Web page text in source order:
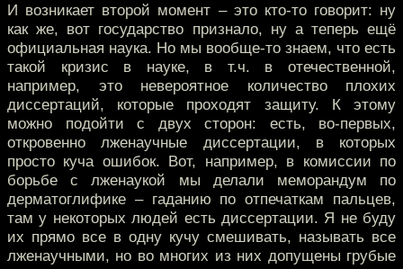
И возникает второй момент – это кто-то говорит: ну
как же, вот государство признало, ну а теперь ещё
официальная наука. Но мы вообще-то знаем, что есть
такой кризис в науке, в т.ч. в отечественной,
например, это невероятное количество плохих
диссертаций, которые проходят защиту. К этому
можно подойти с двух сторон: есть, во-первых,
откровенно лженаучные диссертации, в которых
просто куча ошибок. Вот, например, в комиссии по
борьбе с лженаукой мы делали меморандум по
дерматоглифике – гаданию по отпечаткам пальцев,
там у некоторых людей есть диссертации. Я не буду
их прямо все в одну кучу смешивать, называть все
лженаучными, но во многих из них допущены грубые